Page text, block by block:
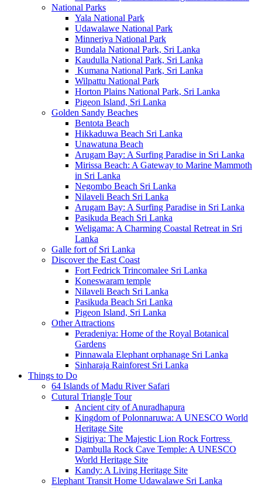
National Parks
Yala National Park
Udawalawe National Park
Minneriya National Park
Bundala National Park, Sri Lanka
Kaudulla National Park, Sri Lanka
Kumana National Park, Sri Lanka
Wilpattu National Park
Horton Plains National Park, Sri Lanka
Pigeon Island, Sri Lanka
Golden Sandy Beaches
Bentota Beach
Hikkaduwa Beach Sri Lanka
Unawatuna Beach
Arugam Bay: A Surfing Paradise in Sri Lanka
Mirissa Beach: A Gateway to Marine Mammoth
in Sri Lanka
Negombo Beach Sri Lanka
Nilaveli Beach Sri Lanka
Arugam Bay: A Surfing Paradise in Sri Lanka
Pasikuda Beach Sri Lanka
Weligama: A Charming Coastal Retreat in Sri
Lanka
Galle fort of Sri Lanka
Discover the East Coast
Fort Fedrick Trincomalee Sri Lanka
Koneswaram temple
Nilaveli Beach Sri Lanka
Pasikuda Beach Sri Lanka
Pigeon Island, Sri Lanka
Other Attractions
Peradeniya: Home of the Royal Botanical
Gardens
Pinnawala Elephant orphanage Sri Lanka
Sinharaja Rainforest Sri Lanka
Things to Do
64 Islands of Madu River Safari
Cutural Triangle Tour
Ancient city of Anuradhapura
Kingdom of Polonnaruwa: A UNESCO World
Heritage Site
Sigiriya: The Majestic Lion Rock Fortress
Dambulla Rock Cave Temple: A UNESCO
World Heritage Site
Kandy: A Living Heritage Site
Elephant Transit Home Udawalawe Sri Lanka